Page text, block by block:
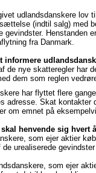
udlandsdanskere lov
(indtil salg) med
gevindster. Henstanden
fra Danmark.
informere
de nye skatteregler har
dem som reglen
har flyttet flere
adresse. Skat
om emnet på
henvende sig hvert
som ejer aktier
urealiserede
som ejer